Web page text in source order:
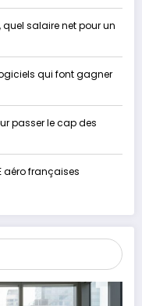
salaire net pour un
qui font gagner
passer le cap des
aéro françaises